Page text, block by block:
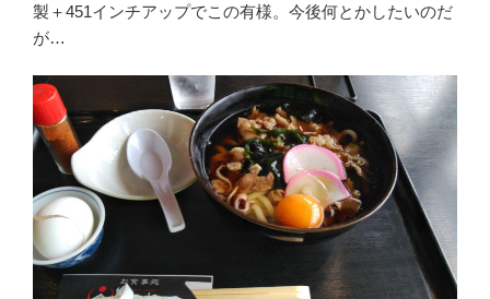
製＋451インチアップでこの有様。今後何とかしたいのだ
が…